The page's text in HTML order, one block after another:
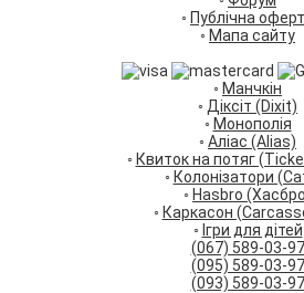
◦ Публічна
◦ Мапа сайту
◦ Манчкін
◦ Діксіт (Dixit)
◦ Монополія
◦Аліас (Alias)
◦ Квиток на потяг
◦ Колонізатори
◦ Hasbro
◦ Каркасон
◦ Ігри для дітей
(067) 589-03-97
(095) 589-03-97
(093) 589-03-97